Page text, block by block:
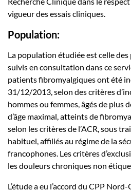
vigueur des essais cliniques.
Population:
La population étudiée est celle
suivis en consultation dans ce
patients fibromyalgiques ont été
31/12/2013, selon des critères
hommes ou femmes, âgés de plus
d’âge maximal, atteints de
selon les critères de l’ACR, sous
habituel, affiliés au régime de la
francophones. Les critères
les douleurs chroniques non
L’étude a eu l’accord du CPP